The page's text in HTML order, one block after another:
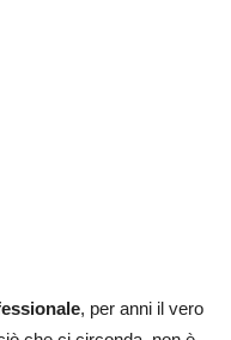
, per anni il vero